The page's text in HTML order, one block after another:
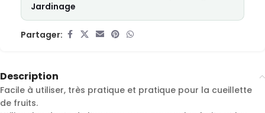
Jardinage
Partager:
Description
Facile à utiliser, très pratique et pratique pour la cueillette
de fruits.